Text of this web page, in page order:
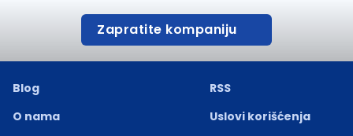
Zapratite kompaniju
Blog
O nama
RSS
Uslovi korišćenja